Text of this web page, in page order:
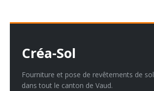
Créa-Sol
Fourniture et pose de revêtements de sol
dans tout le canton de Vaud.